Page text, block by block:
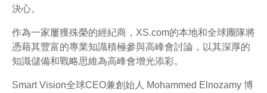
決心。
作為一家屢獲殊榮的經紀商，XS.com的本地和全球團隊將
憑藉其豐富的專業知識積極參與高峰會討論，以其深厚的
知識儲備和戰略思維為高峰會增光添彩。
Smart Vision全球CEO兼創始人 Mohammed Elnozamy 博